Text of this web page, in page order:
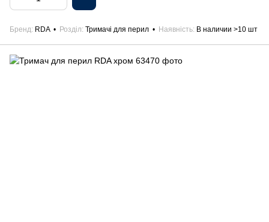
Бренд RDA Розділ Тримачі для перил Наявність В наличии >10 шт